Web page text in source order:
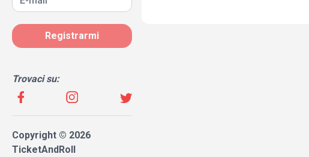
Registrarmi
Trovaci su:
Copyright © 2026
TicketAndRoll